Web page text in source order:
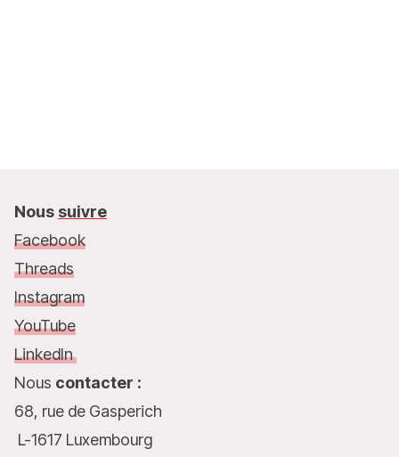
Nous suivre
Facebook
Threads
Instagram
YouTube
LinkedIn
Nous contacter :
68, rue de Gasperich
L-1617 Luxembourg